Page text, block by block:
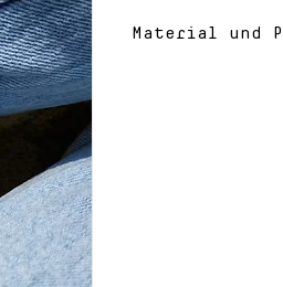
Material und